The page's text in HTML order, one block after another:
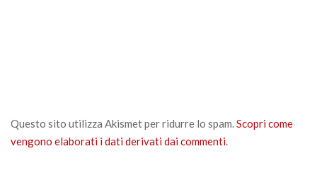
Questo sito utilizza Akismet per ridurre lo spam.Scopri come
vengono elaborati i dati derivati dai commenti.